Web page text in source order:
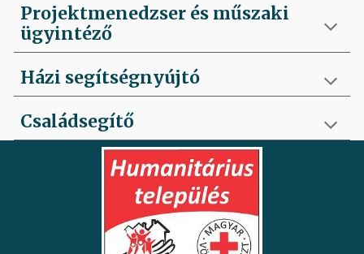
Projektmenedzser és műszaki
ügyintéző
Házi segítségnyújtó
Családsegítő